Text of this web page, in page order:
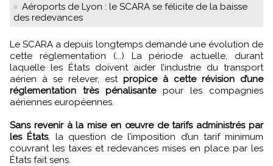
Aéroports de Lyon : le SCARA se félicite de la baisse
des redevances
Le SCARA a depuis longtemps demandé une évolution de
cette réglementation (...) La période actuelle, durant
laquelle les États doivent aider l’industrie du transport
aérien à se relever, est propice à cette révision d’une
réglementation très pénalisantepour les compagnies
aériennes européennes.
Sans revenir à la mise en œuvre de tarifs administrés par
les États, la question de l’imposition d’un tarif minimum
couvrant les taxes et redevances mises en place par les
États fait sens.